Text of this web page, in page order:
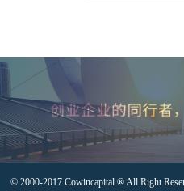
© 2000-2017 Cowincapital ® All Right